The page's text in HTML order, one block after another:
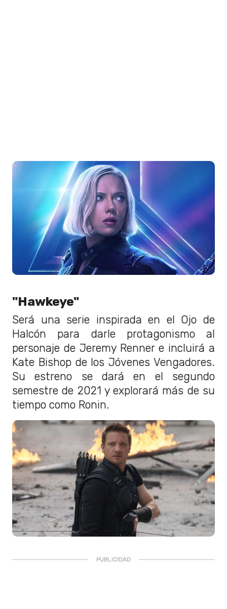
"Hawkeye"
Será una serie inspirada en el Ojo de
Halcón para darle protagonismo al
personaje de Jeremy Renner e incluirá a
Kate Bishop de los Jóvenes Vengadores.
Su estreno se dará en el segundo
semestre de 2021 y explorará más de su
tiempo como Ronin.